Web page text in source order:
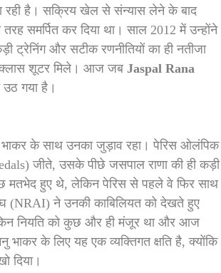
रही है। सक्रिय खेल से संन्यास लेने के बाद
समर्पित कर दिया था। साल 2012 में उन्होंने
ट्रेनिंग और सटीक रणनीतियों का ही नतीजा
क्लास शूटर मिले। आज जब Jaspal Rana
उठ गया है।
के साथ उनका जुड़ाव रहा। पेरिस ओलंपिक
जीते, उसके पीछे जसपाल राणा की ही कड़ी
हुए थे, लेकिन पेरिस से पहले वे फिर साथ
(NRAI) ने उनकी काबिलियत को देखते हुए
लेकिन नियति को कुछ और ही मंजूर था और आज
के लिए यह एक व्यक्तिगत क्षति है, क्योंकि
दिया।